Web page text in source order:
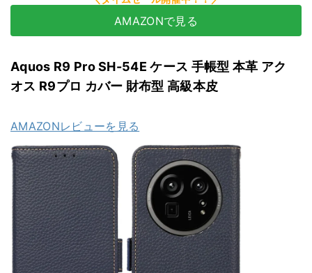
AMAZONで見る
Aquos R9 Pro SH-54E ケース 手帳型 本革 アク
オス R9プロ カバー 財布型 高級本皮
AMAZONレビューを見る